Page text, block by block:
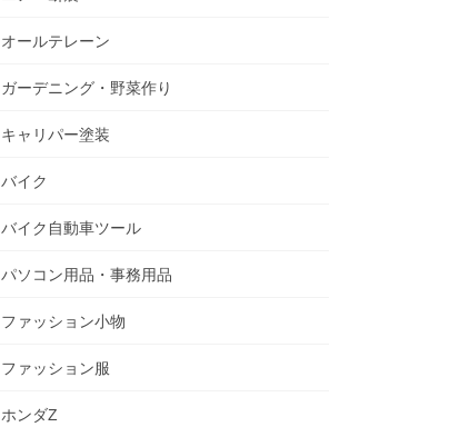
オールテレーン
ガーデニング・野菜作り
キャリパー塗装
バイク
バイク自動車ツール
パソコン用品・事務用品
ファッション小物
ファッション服
ホンダZ